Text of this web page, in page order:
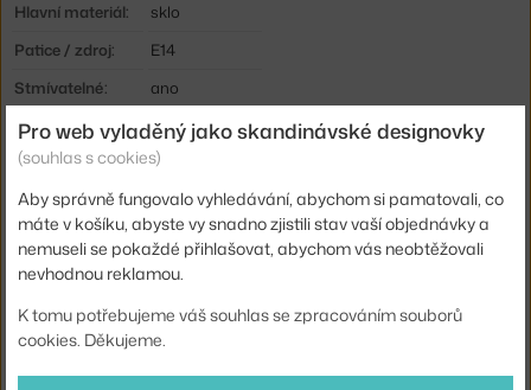
Hlavní materiál:
sklo
Patice / zdroj:
E14
Stmívatelné:
ano
Distribuce světla: nepřímé světlo
Zdroj součástí:
ne
Max Watt (LED):
40 W
Kód produktu
NCP-502075
EAN
5712396012301
Ste zo Slovenska? Prejdite na
Pro web vyladěný jako skandinávské designovky
(souhlas s cookies)
Aby správně fungovalo vyhledávání, abychom si pamatovali, co
máte v košíku, abyste vy snadno zjistili stav vaší objednávky a
nemuseli se pokaždé přihlašovat, abychom vás neobtěžovali
nevhodnou reklamou.
K tomu potřebujeme váš souhlas se zpracováním souborů
cookies. Děkujeme.